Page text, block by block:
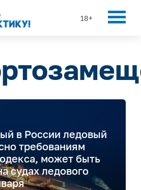
18+
в России ледовый
требованиям
может быть
судах ледового